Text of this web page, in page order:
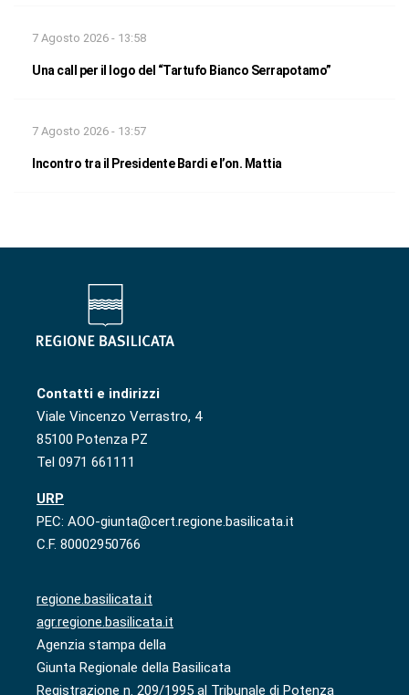
7 Agosto 2026 - 13:58
Una call per il logo del “Tartufo Bianco Serrapotamo”
7 Agosto 2026 - 13:57
Incontro tra il Presidente Bardi e l’on. Mattia
Contatti e indirizzi
Viale Vincenzo Verrastro, 4
85100 Potenza PZ
Tel 0971 661111
URP
PEC: AOO-giunta@cert.regione.basilicata.it
C.F. 80002950766
regione.basilicata.it
agr.regione.basilicata.it
Agenzia stampa della
Giunta Regionale della Basilicata
Registrazione n. 209/1995 al Tribunale di Potenza